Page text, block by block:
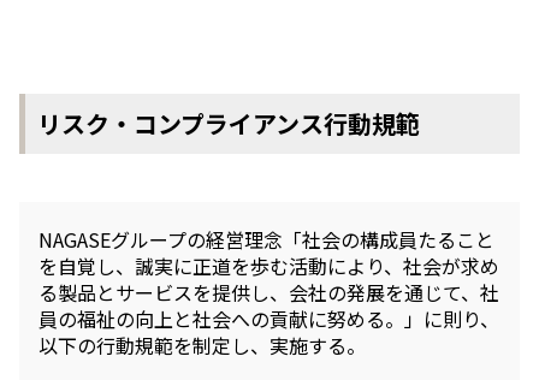
各種対照表
サステナビリティサイトについて
リスク・コンプライアンス行動規範
NAGASEグループの経営理念「社会の構成員たること
を自覚し、誠実に正道を歩む活動により、社会が求め
る製品とサービスを提供し、会社の発展を通じて、社
員の福祉の向上と社会への貢献に努める。」に則り、
以下の行動規範を制定し、実施する。